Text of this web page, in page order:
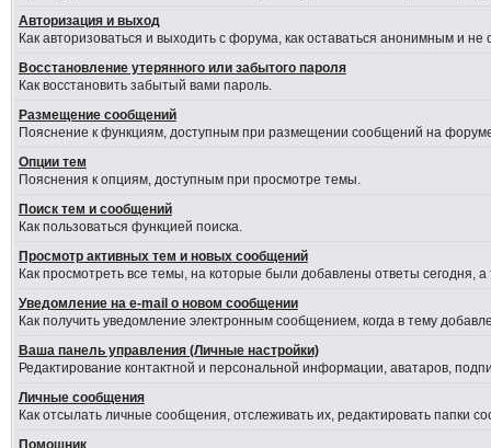
Авторизация и выход
Как авторизоваться и выходить с форума, как оставаться анонимным и
Восстановление утерянного или забытого пароля
Как восстановить забытый вами пароль.
Размещение сообщений
Пояснение к функциям, доступным при размещении сообщений на
Опции тем
Пояснения к опциям, доступным при просмотре темы.
Поиск тем и сообщений
Как пользоваться функцией поиска.
Просмотр активных тем и новых сообщений
Как просмотреть все темы, на которые были добавлены ответы сегодня,
Уведомление на е-mail о новом сообщении
Как получить уведомление электронным сообщением, когда в тему
Ваша панель управления (Личные настройки)
Редактирование контактной и персональной информации, аватаров,
Личные сообщения
Как отсылать личные сообщения, отслеживать их, редактировать папки
Помошник